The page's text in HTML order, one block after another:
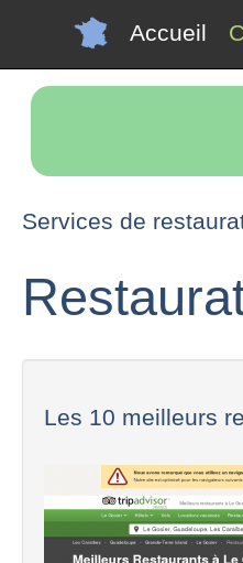
Accueil
Services de
Les 10 meilleurs